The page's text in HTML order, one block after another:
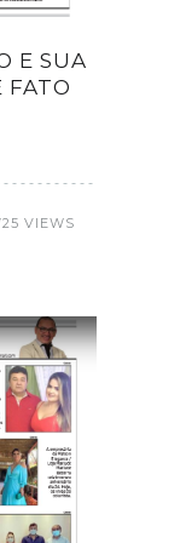
E SUA
FATO
VIEWS